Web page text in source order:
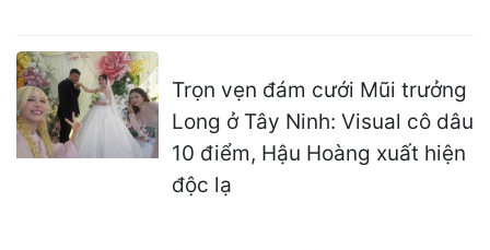
Trọn vẹn đám cưới Mũi trưởng
Long ở Tây Ninh: Visual cô dâu
10 điểm, Hậu Hoàng xuất hiện
độc lạ